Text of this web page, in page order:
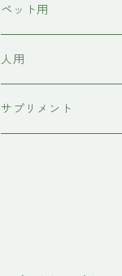
ペット用
人用
サプリメント